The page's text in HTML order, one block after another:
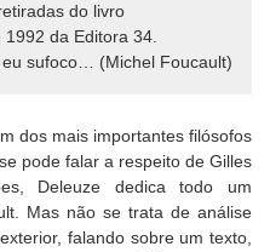
do livro
1992 da Editora 34.
sufoco… (Michel Foucault)
dos mais importantes filósofos
pode falar a respeito de Gilles
Deleuze dedica todo um
Mas não se trata de análise
falando sobre um texto,